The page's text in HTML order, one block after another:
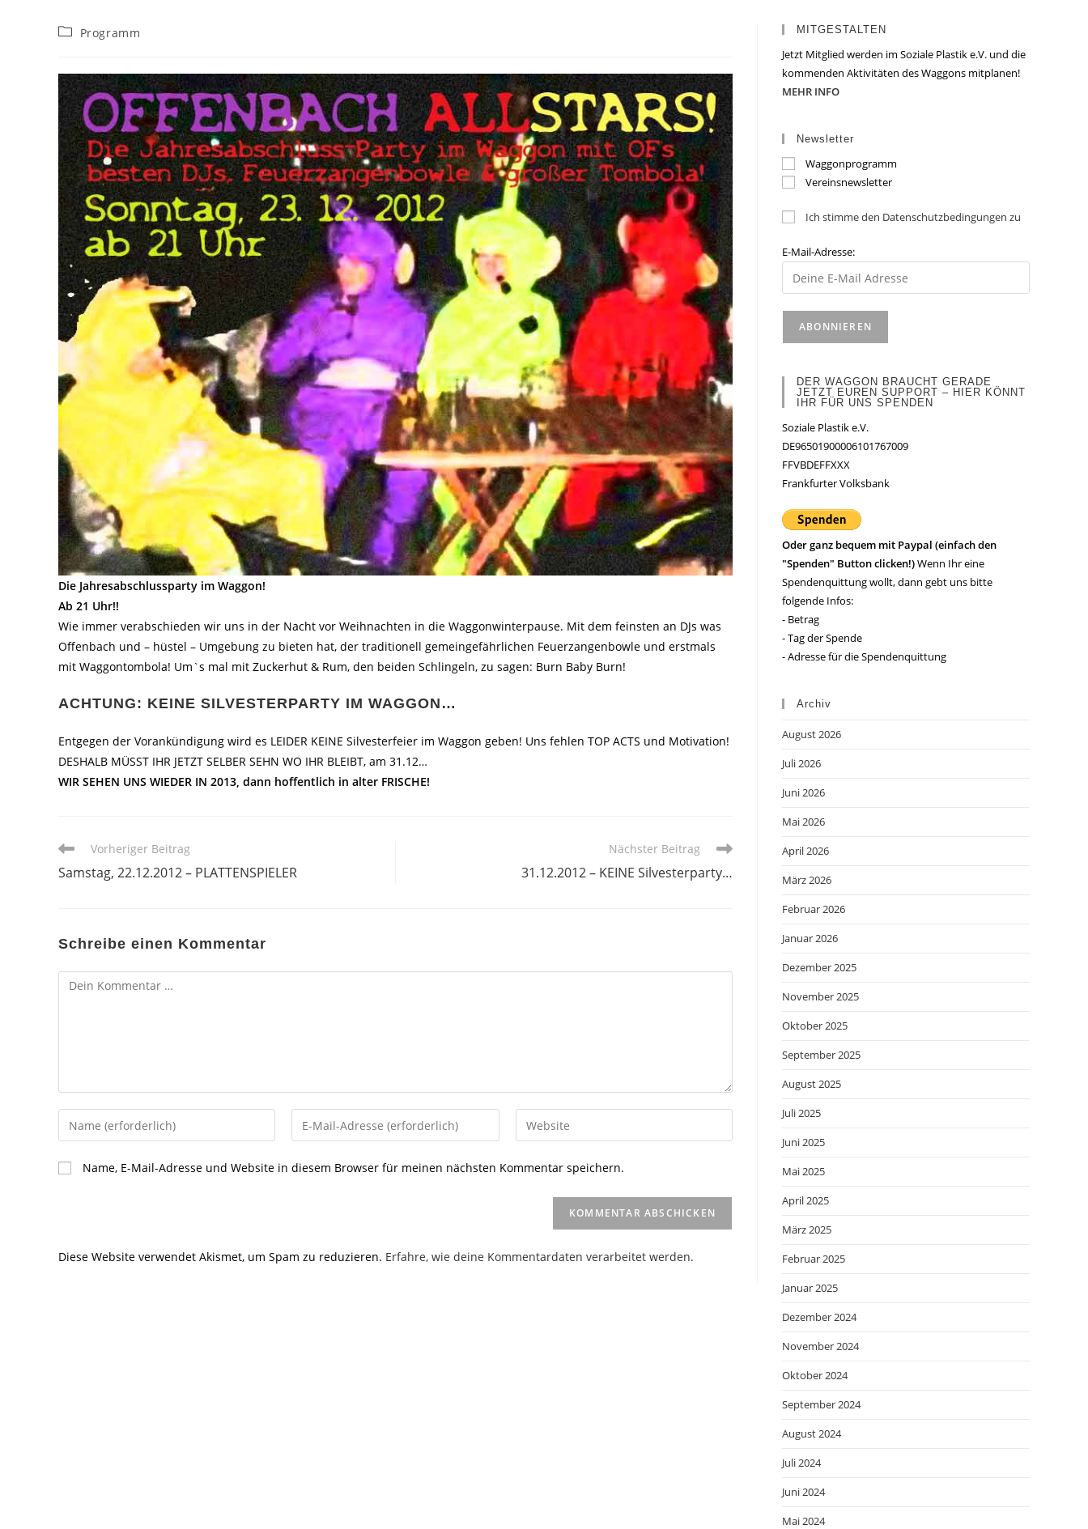
Beitrags-
Programm
Die Jahresabschlussparty im Waggon!
Ab 21 Uhr!!
Wie immer verabschieden wir uns in der Nacht vor Weihnachten in die Waggonwinterpause. Mit dem feinsten an DJs was
Offenbach und – hüstel – Umgebung zu bieten hat, der traditionell gemeingefährlichen Feuerzangenbowle und erstmals
mit Waggontombola! Um`s mal mit Zuckerhut & Rum, den beiden Schlingeln, zu sagen: Burn Baby Burn!
ACHTUNG: KEINE SILVESTERPARTY IM WAGGON…
Entgegen der Vorankündigung wird es LEIDER KEINE Silvesterfeier im Waggon geben! Uns fehlen TOP ACTS und Motivation!
DESHALB MÜSST IHR JETZT SELBER SEHN WO IHR BLEIBT, am 31.12…
WIR SEHEN UNS WIEDER IN 2013, dann hoffentlich in alter FRISCHE!
Weitere
ansehen
Vorheriger Beitrag
Samstag, 22.12.2012 – PLATTENSPIELER
Nächster Beitrag
31.12.2012 – KEINE Silvesterparty…
Schreibe einen Kommentar
Kommentar
Gib
deinen
Namen
oder
ein
Gib
deine
ein
Gib
deine
Name, E-Mail-Adresse und Website in diesem Browser für meinen nächsten Kommentar speichern.
Diese Website verwendet Akismet, um Spam zu reduzieren. Erfahre, wie deine Kommentardaten verarbeitet werden.
MITGESTALTEN
Jetzt Mitglied werden im Soziale Plastik e.V. und die
kommenden Aktivitäten des Waggons mitplanen!
MEHR INFO
Newsletter
Waggonprogramm
Vereinsnewsletter
Ich stimme den Datenschutzbedingungen zu
E-Mail-Adresse:
DER WAGGON BRAUCHT GERADE
JETZT EUREN SUPPORT – HIER KÖNNT
IHR FÜR UNS SPENDEN
Soziale Plastik e.V.
DE96501900006101767009
FFVBDEFFXXX
Frankfurter Volksbank
Oder ganz bequem mit Paypal (einfach den
"Spenden" Button clicken!)Wenn Ihr eine
Spendenquittung wollt, dann gebt uns bitte
folgende Infos:
- Betrag
- Tag der Spende
- Adresse für die Spendenquittung
Archiv
August 2026
Juli 2026
Juni 2026
Mai 2026
April 2026
März 2026
Februar 2026
Januar 2026
Dezember 2025
November 2025
Oktober 2025
September 2025
August 2025
Juli 2025
Juni 2025
Mai 2025
April 2025
März 2025
Februar 2025
Januar 2025
Dezember 2024
November 2024
Oktober 2024
September 2024
August 2024
Juli 2024
Juni 2024
Mai 2024